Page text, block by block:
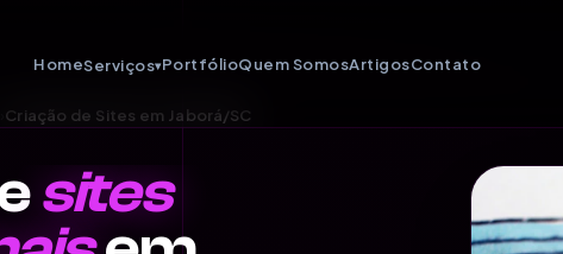
HomeServiços▾PortfólioQuem SomosArtigosContato
Criação de Sites em Jaborá/SC
sites